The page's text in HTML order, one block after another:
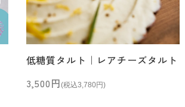
低糖質タルト｜レアチーズタルト
セール価格
3,500円(税込3,780円)